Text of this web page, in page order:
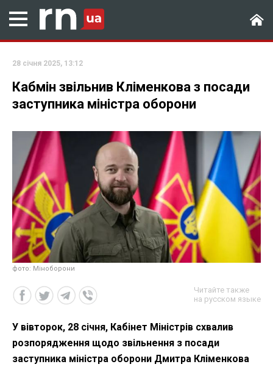
28 січня 2025, 13:12
Кабмін звільнив Кліменкова з посади
заступника міністра оборони
фото: Міноборони
Читайте также
на русском языке
У вівторок, 28 січня, Кабінет Міністрів схвалив
розпорядження щодо звільнення з посади
заступника міністра оборони Дмитра Кліменкова